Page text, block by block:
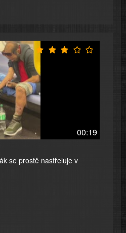
00:19
se prostě nastřeluje v